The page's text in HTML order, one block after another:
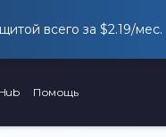
всего за $2.19/мес.
Помощь